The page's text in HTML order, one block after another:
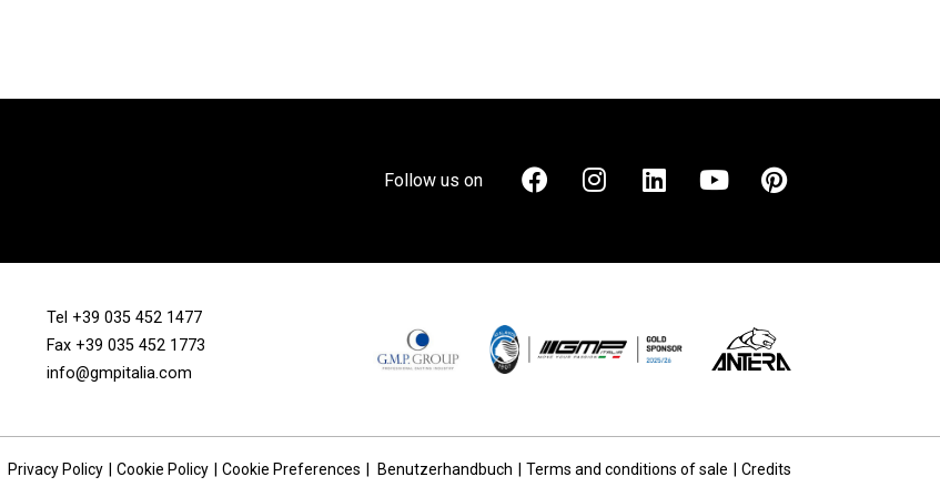
Follow us on
Tel +39 035 452 1477
Fax +39 035 452 1773
info@gmpitalia.com
Privacy Policy Cookie Policy Cookie Preferences Benutzerhandbuch Terms and conditions of sale Credits